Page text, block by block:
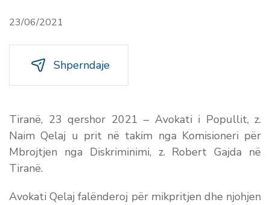
23/06/2021
Shperndaje
Tiranë, 23 qershor 2021 – Avokati i Popullit, z.
Naim Qelaj u prit në takim nga Komisioneri për
Mbrojtjen nga Diskriminimi, z. Robert Gajda në
Tiranë.
Avokati Qelaj falënderoj për mikpritjen dhe njohjen